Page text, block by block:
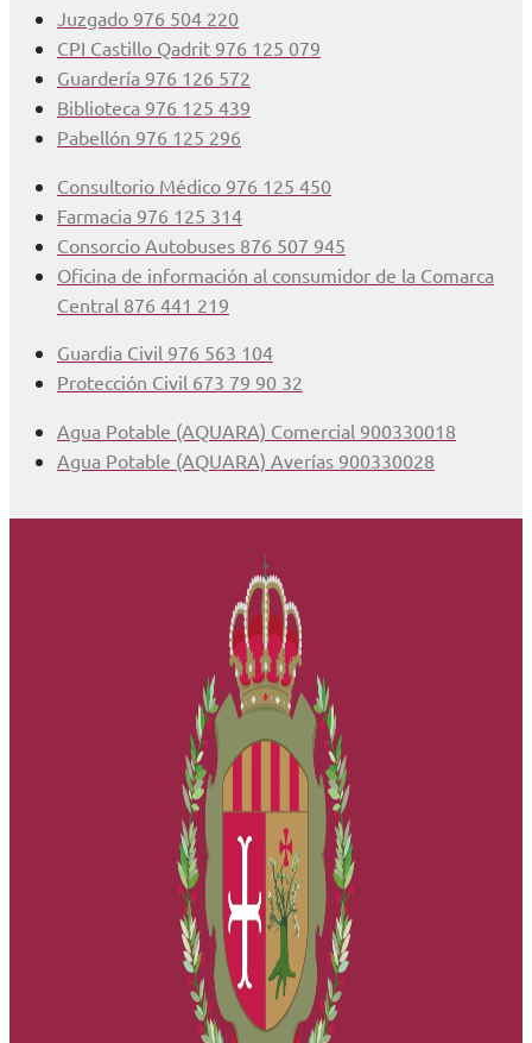
Juzgado 976 504 220
CPI Castillo Qadrit 976 125 079
Guardería 976 126 572
Biblioteca 976 125 439
Pabellón 976 125 296
Consultorio Médico 976 125 450
Farmacia 976 125 314
Consorcio Autobuses 876 507 945
Oficina de información al consumidor de la Comarca
Central 876 441 219
Guardia Civil 976 563 104
Protección Civil 673 79 90 32
Agua Potable (AQUARA) Comercial 900330018
Agua Potable (AQUARA) Averías 900330028